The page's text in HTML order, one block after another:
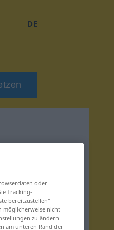
DE
oder
Tracking-
bereitzustellen“
möglicherweise nicht
zu ändern
am unteren Rand der